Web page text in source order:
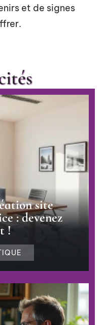
et de signes
site
: devenez
!